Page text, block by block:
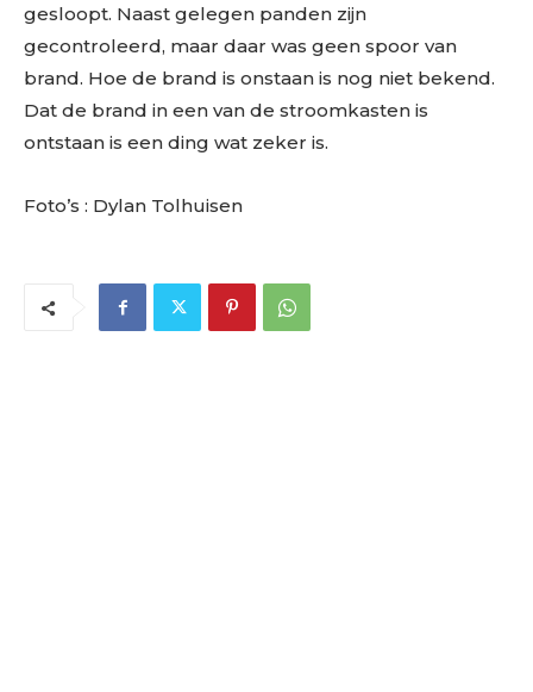
gesloopt. Naast gelegen panden zijn
gecontroleerd, maar daar was geen spoor van
brand. Hoe de brand is onstaan is nog niet bekend.
Dat de brand in een van de stroomkasten is
ontstaan is een ding wat zeker is.
Foto’s : Dylan Tolhuisen